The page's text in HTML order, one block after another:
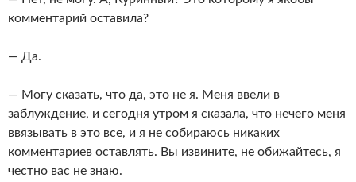
комментарий оставила?
— Да.
— Могу сказать, что да, это не я. Меня ввели в
заблуждение, и сегодня утром я сказала, что нечего меня
ввязывать в это все, и я не собираюсь никаких
комментариев оставлять. Вы извините, не обижайтесь, я
честно вас не знаю.